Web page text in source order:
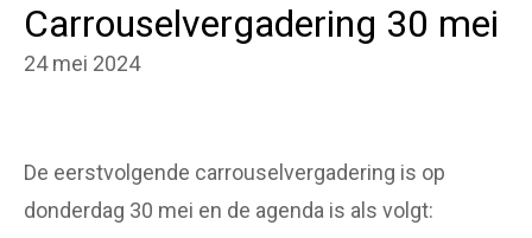
Carrouselvergadering 30 mei
24 mei 2024
De eerstvolgende carrouselvergadering is op
donderdag 30 mei en de agenda is als volgt: